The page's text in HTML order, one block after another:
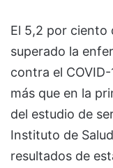
El 5,2 por ciento
superado la
contra el
más que en la
del estudio de
Instituto de
resultados de